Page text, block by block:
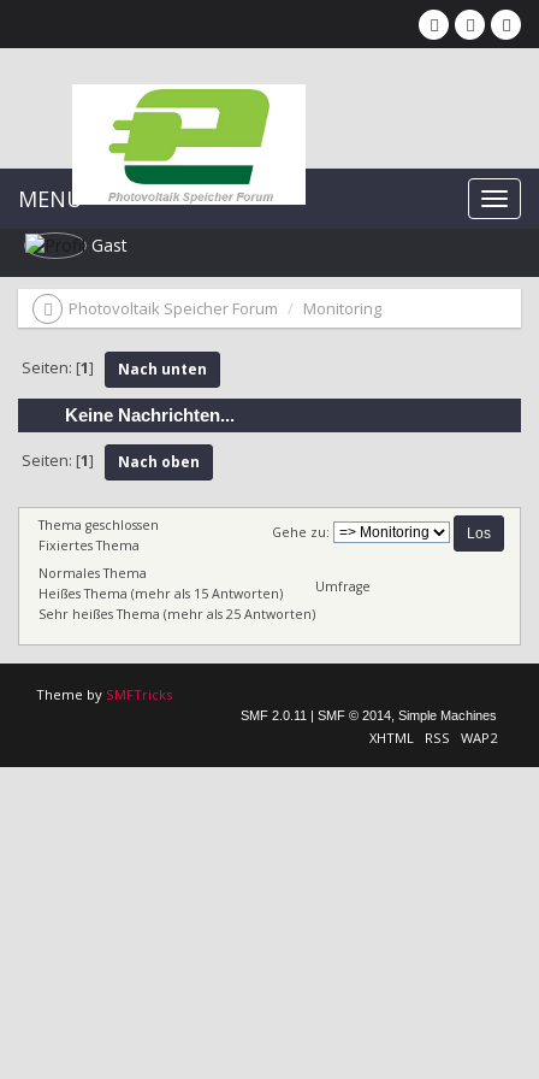
MENU
Gast
Photovoltaik Speicher Forum Monitoring
Seiten: [1] Nach unten
Keine Nachrichten...
Seiten: [1] Nach oben
Gehe zu:
Normales Thema
Heißes Thema (mehr als 15 Antworten)
Sehr heißes Thema (mehr als 25 Antworten)
Thema geschlossen
Fixiertes Thema
Umfrage
Theme by SMFTricks
SMF 2.0.11 SMF © 2014 Simple Machines
XHTML RSS WAP2